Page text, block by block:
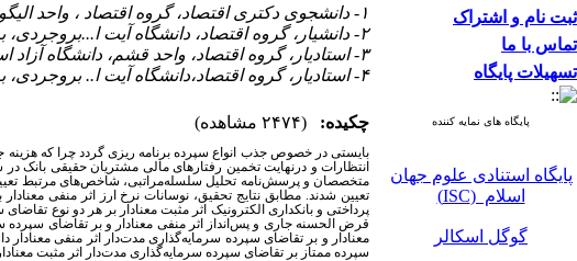
ثبت نام و اشتراک
تماس با ما
تسهیلات پایگاه
پایگاه های نمایه کننده
پایگاه استنادی علوم جهان
اسلام (ISC)
گوگل اسکالر
۱- دانشجوی دکتری اقتصاد، گروه اقتصاد ، واحد الیگودرز، دانشگاه آزاد اسلامی، الیگودرز، ایران
۲- دانشیار، گروه اقتصاد، دانشگاه آیت ا...بروجردی، بروجرد، ایران (نویسنده مسئول) ،
۳- استادیار، گروه اقتصاد، واحد قشم، دانشگاه آزاد اسلامی، قشم، ایران
۴- استادیار، گروه اقتصاد،دانشگاه آیت ا.. بروجردی، بروجرد، ایران
چکیده: (۲۴۷۴ مشاهده)
بایستی در خصوص جذب انواع سپرده برنامه ریزی گردد چرا که
انتظارات و درنهایت تخمین رفتارهای مالی مشتریان حقیقی بانک
متخصصان و پرسشنامه تحلیل سلسلهمراتبی، شاخصهای مرتبط
تعیین شدند. مطابق نتایج تحقیق، نوسانات نرخ ارز اثر منفی
پرداختی و بانکداری الکترونیک اثر مثبت معنادار بر هر دو نوع
قرض الحسنه جاری و پس انداز اثر منفی معنادار و بر تقاضای سپرده
معنادار و بر تقاضای سپرده سرمایهگذاری مدتدار اثر منفی معنادار
سپرده ممتاز بر تقاضای سپرده سرمایهگذاری مدتدار اثر مثبت